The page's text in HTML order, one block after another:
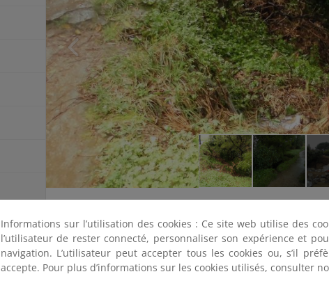
Informations sur l’utilisation des cookies : Ce site web utilise des
l’utilisateur de rester connecté, personnaliser son expérience et
navigation. L’utilisateur peut accepter tous les cookies ou, s’il
accepte. Pour plus d’informations sur les cookies utilisés, consulter